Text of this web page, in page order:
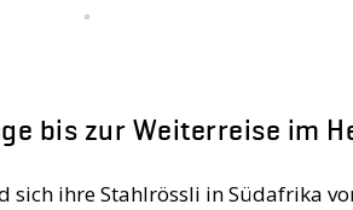
bis zur Weiterreise im
sich ihre Stahlrössli in Südafrika